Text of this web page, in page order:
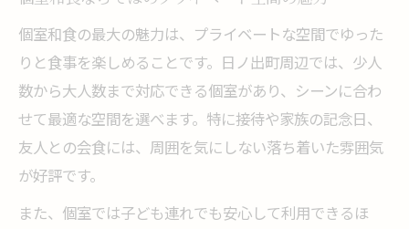
個室和食の最大の魅力は、プライベートな空間でゆった
りと食事を楽しめることです。日ノ出町周辺では、少人
数から大人数まで対応できる個室があり、シーンに合わ
せて最適な空間を選べます。特に接待や家族の記念日、
友人との会食には、周囲を気にしない落ち着いた雰囲気
が好評です。
また、個室では子ども連れでも安心して利用できるほ